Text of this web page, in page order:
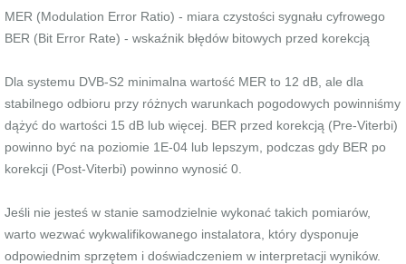
MER (Modulation Error Ratio) - miara czystości sygnału cyfrowego
BER (Bit Error Rate) - wskaźnik błędów bitowych przed korekcją
Dla systemu DVB-S2 minimalna wartość MER to 12 dB, ale dla
stabilnego odbioru przy różnych warunkach pogodowych powinniśmy
dążyć do wartości 15 dB lub więcej. BER przed korekcją (Pre-Viterbi)
powinno być na poziomie 1E-04 lub lepszym, podczas gdy BER po
korekcji (Post-Viterbi) powinno wynosić 0.
Jeśli nie jesteś w stanie samodzielnie wykonać takich pomiarów,
warto wezwać wykwalifikowanego instalatora, który dysponuje
odpowiednim sprzętem i doświadczeniem w interpretacji wyników.